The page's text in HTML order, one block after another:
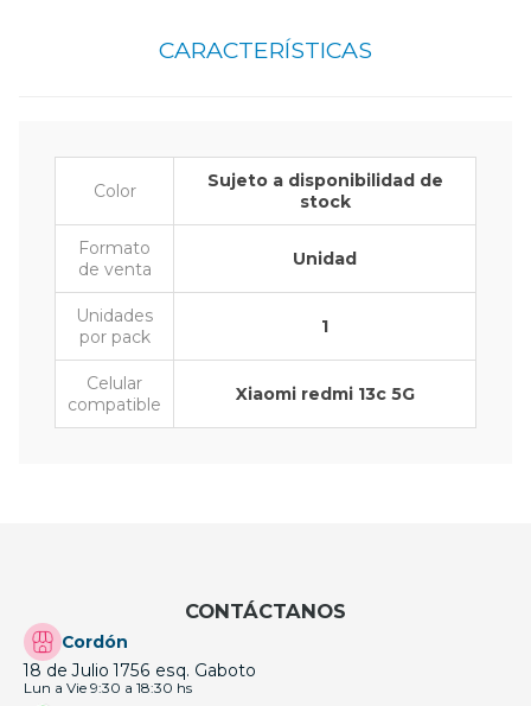
CARACTERÍSTICAS
Color
Sujeto a disponibilidad de
stock
Formato
de venta
Unidad
Unidades
por pack
1
Celular
compatible
Xiaomi redmi 13c 5G
CONTÁCTANOS
Cordón
18 de Julio 1756 esq. Gaboto
Lun a Vie 9:30 a 18:30 hs